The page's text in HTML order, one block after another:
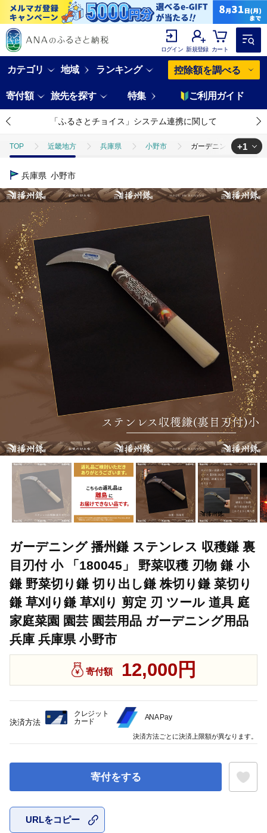
ログイン 新規登録 カート
カテゴリ 地域 ランキング 控除額を調べる
寄付額 旅先を探す 特集 ご利用ガイド
「ふるさとチョイス」システム連携に関して
TOP 近畿地方 兵庫県 小野市 ガーデニング 播州鎌
TOP
+1
兵庫県 小野市
ガーデニング 播州鎌 ステンレス 収穫鎌 裏
目刃付 小 「180045」 野菜収穫 刃物 鎌 小
鎌 野菜切り鎌 切り出し鎌 株切り鎌 菜切り
鎌 草刈り鎌 草刈り 剪定 刃 ツール 道具 庭
家庭菜園 園芸 園芸用品 ガーデニング用品
兵庫 兵庫県 小野市
寄付額 12,000円
寄付をする
URLをコピー
決済方法
クレジット
カード
ANA Pay
決済方法ごとに決済上限額が異なります。